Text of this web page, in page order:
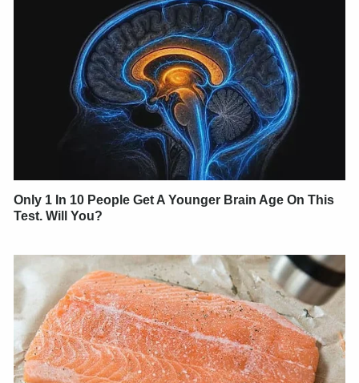
Only 1 In 10 People Get A Younger Brain Age On This
Test. Will You?